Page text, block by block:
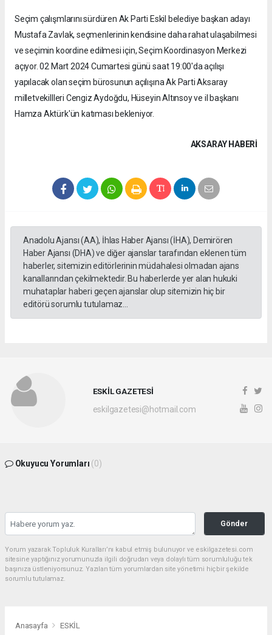
Seçim çalışmlarını sürdüren Ak Parti Eskil belediye başkan adayı
Mustafa Zavlak, seçmenlerinin kendisine daha rahat ulaşabilmesi
ve seçimin koordine edilmesi için, Seçim Koordinasyon Merkezi
açıyor. 02 Mart 2024 Cumartesi günü saat 19:00'da açılışı
yapılacak olan seçim bürosunun açılışına Ak Parti Aksaray
milletvekillleri Cengiz Aydoğdu, Hüseyin Altınsoy ve il başkanı
Hamza Aktürk'ün katıması bekleniyor.
AKSARAY HABERİ
Anadolu Ajansı (AA), İhlas Haber Ajansı (İHA), Demirören
Haber Ajansı (DHA) ve diğer ajanslar tarafından eklenen tüm
haberler, sitemizin editörlerinin müdahalesi olmadan ajans
kanallarından çekilmektedir. Bu haberlerde yer alan hukuki
muhataplar haberi geçen ajanslar olup sitemizin hiç bir
editörü sorumlu tutulamaz...
ESKİL GAZETESİ
eskilgazetesi@hotmail.com
Okuyucu Yorumları (0)
Gönder
Yorum yazarak Topluluk Kuralları’nı kabul etmiş bulunuyor ve eskilgazetesi.com
sitesine yaptığınız yorumunuzla ilgili doğrudan veya dolaylı tüm sorumluluğu tek
başınıza üstleniyorsunuz. Yazılan tüm yorumlardan site yönetimi hiçbir şekilde
sorumlu tutulamaz.
Anasayfa ESKİL